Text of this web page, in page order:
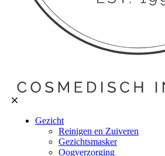
Gezicht
Reinigen en Zuiveren
Gezichtsmasker
Oogverzorging